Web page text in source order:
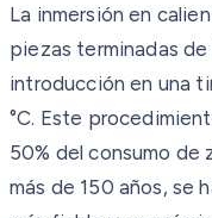
La inmersión en
piezas terminadas
introducción en una
°C. Este
50% del consumo de
más de 150 años, se